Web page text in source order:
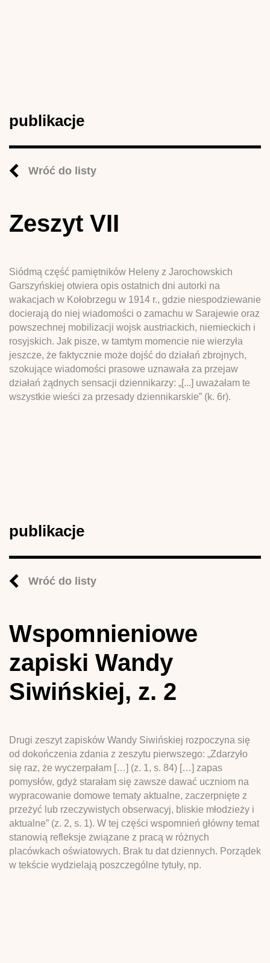
publikacje
Wróć do listy
Zeszyt VII
Siódmą część pamiętników Heleny z Jarochowskich
Garszyńskiej otwiera opis ostatnich dni autorki na
wakacjach w Kołobrzegu w 1914 r., gdzie niespodziewanie
docierają do niej wiadomości o zamachu w Sarajewie oraz
powszechnej mobilizacji wojsk austriackich, niemieckich i
rosyjskich. Jak pisze, w tamtym momencie nie wierzyła
jeszcze, że faktycznie może dojść do działań zbrojnych,
szokujące wiadomości prasowe uznawała za przejaw
działań żądnych sensacji dziennikarzy: „[...] uważałam te
wszystkie wieści za przesady dziennikarskie” (k. 6r).
publikacje
Wróć do listy
Wspomnieniowe
zapiski Wandy
Siwińskiej, z. 2
Drugi zeszyt zapisków Wandy Siwińskiej rozpoczyna się
od dokończenia zdania z zeszytu pierwszego: „Zdarzyło
się raz, że wyczerpałam […] (z. 1, s. 84) […] zapas
pomysłów, gdyż starałam się zawsze dawać uczniom na
wypracowanie domowe tematy aktualne, zaczerpnięte z
przeżyć lub rzeczywistych obserwacyj, bliskie młodzieży i
aktualne” (z. 2, s. 1). W tej części wspomnień główny temat
stanowią refleksje związane z pracą w różnych
placówkach oświatowych. Brak tu dat dziennych. Porządek
w tekście wydzielają poszczególne tytuły, np.